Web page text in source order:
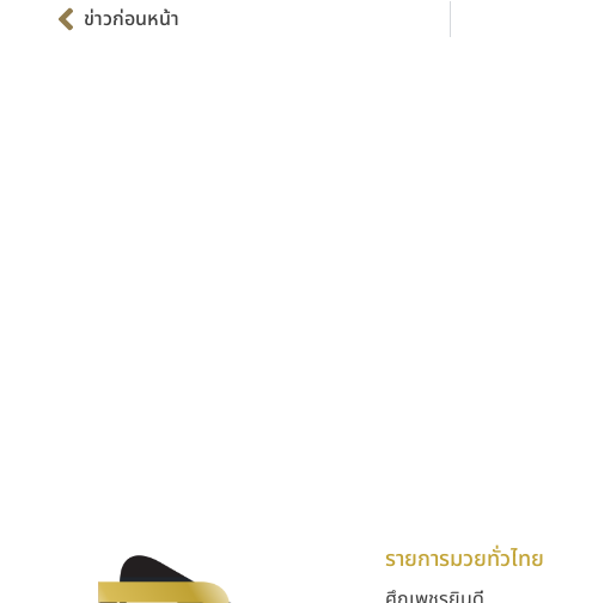
ข่าวก่อนหน้า
รายการมวยทั่วไทย